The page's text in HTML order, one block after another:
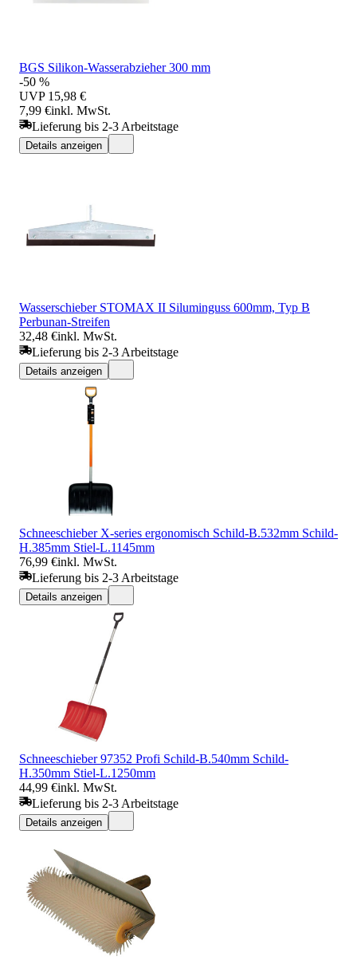
BGS Silikon-Wasserabzieher 300 mm
-50 %
UVP 15,98 €
7,99 €inkl. MwSt.
Lieferung bis 2-3 Arbeitstage
Details anzeigen
Wasserschieber STOMAX II Siluminguss 600mm, Typ B
Perbunan-Streifen
32,48 €inkl. MwSt.
Lieferung bis 2-3 Arbeitstage
Details anzeigen
Schneeschieber X-series ergonomisch Schild-B.532mm Schild-
H.385mm Stiel-L.1145mm
76,99 €inkl. MwSt.
Lieferung bis 2-3 Arbeitstage
Details anzeigen
Schneeschieber 97352 Profi Schild-B.540mm Schild-
H.350mm Stiel-L.1250mm
44,99 €inkl. MwSt.
Lieferung bis 2-3 Arbeitstage
Details anzeigen